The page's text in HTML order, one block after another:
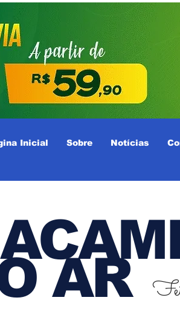
Inicial Sobre Notícias
AR